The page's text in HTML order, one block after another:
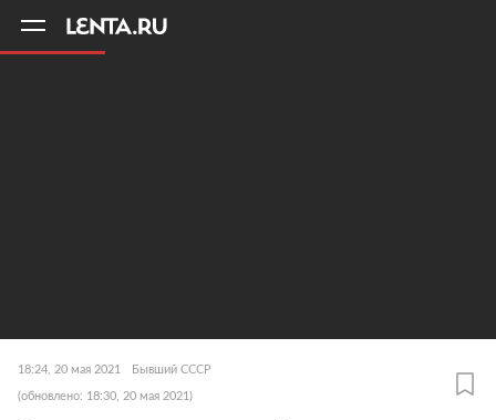
18:24, 20 мая 2021 Бывший СССР
(обновлено: 18:30, 20 мая 2021)